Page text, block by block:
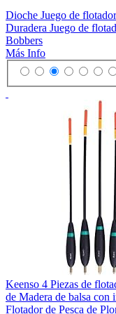
Dioche Juego de
Duradera Juego de
Bobbers
Más Info
Keenso 4 Piezas de
de Madera de balsa con
Flotador de Pesca de